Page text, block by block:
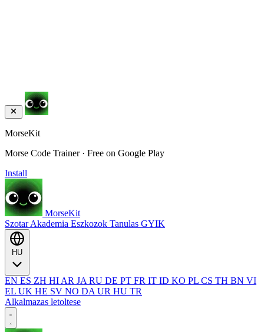
MorseKit
Morse Code Trainer · Free on Google Play
Install
MorseKit
SzotarAkademia Eszkozok Tanulas GYIK
EN ES ZH HI AR JA RU DE PT FR IT ID KO PL CS TH BN VI
EL UK HE SV NO DA UR HU TR
Alkalmazas letoltese